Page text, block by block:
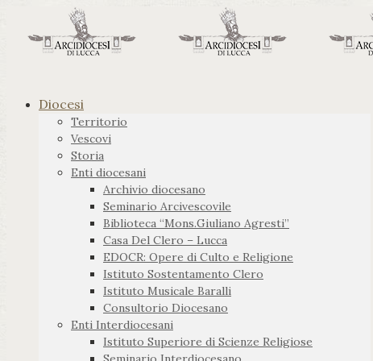
Diocesi
Territorio
Vescovi
Storia
Enti diocesani
Archivio diocesano
Seminario Arcivescovile
Biblioteca “Mons.Giuliano Agresti”
Casa Del Clero – Lucca
EDOCR: Opere di Culto e Religione
Istituto Sostentamento Clero
Istituto Musicale Baralli
Consultorio Diocesano
Enti Interdiocesani
Istituto Superiore di Scienze Religiose